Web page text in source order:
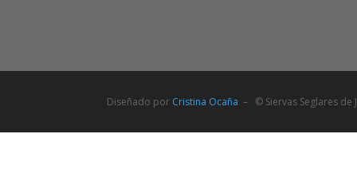
Diseñado por Cristina Ocaña – © Siervas Seglares de